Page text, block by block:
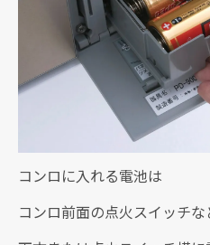
コンロに入れる電池は
コンロ前面の点火スイッチな
現在、新聞に入ってい
現在、新聞に入ってい